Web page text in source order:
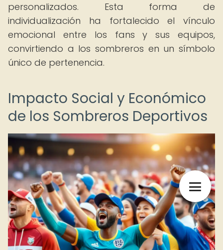
personalizados. Esta forma de
individualización ha fortalecido el vínculo
emocional entre los fans y sus equipos,
convirtiendo a los sombreros en un símbolo
único de pertenencia.
Impacto Social y Económico
de los Sombreros Deportivos